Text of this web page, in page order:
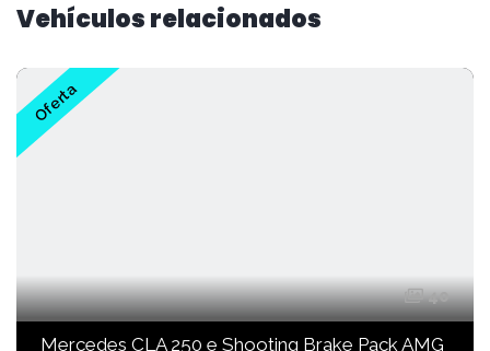
Vehículos relacionados
Oferta
40
Mercedes CLA 250 e Shooting Brake Pack AMG